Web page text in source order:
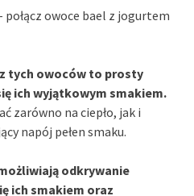
połącz owoce bael z jogurtem
tych owoców to prosty
ich wyjątkowym smakiem.
zarówno na ciepło, jak i
napój pełen smaku.
odkrywanie
ich smakiem oraz